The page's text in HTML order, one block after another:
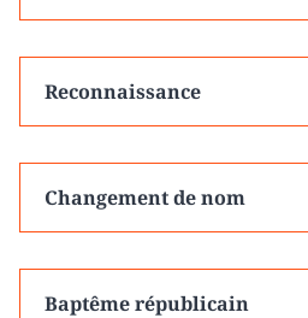
Reconnaissance
Changement de nom
Baptême républicain